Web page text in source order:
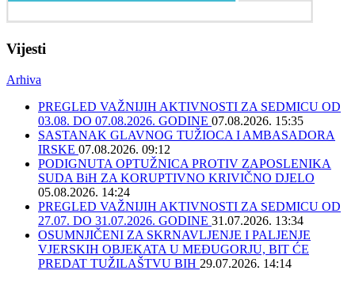
Vijesti
Arhiva
PREGLED VAŽNIJIH AKTIVNOSTI ZA SEDMICU OD
03.08. DO 07.08.2026. GODINE 07.08.2026. 15:35
SASTANAK GLAVNOG TUŽIOCA I AMBASADORA
IRSKE 07.08.2026. 09:12
PODIGNUTA OPTUŽNICA PROTIV ZAPOSLENIKA
SUDA BiH ZA KORUPTIVNO KRIVIČNO DJELO
05.08.2026. 14:24
PREGLED VAŽNIJIH AKTIVNOSTI ZA SEDMICU OD
27.07. DO 31.07.2026. GODINE 31.07.2026. 13:34
OSUMNJIČENI ZA SKRNAVLJENJE I PALJENJE
VJERSKIH OBJEKATA U MEĐUGORJU, BIT ĆE
PREDAT TUŽILAŠTVU BIH 29.07.2026. 14:14